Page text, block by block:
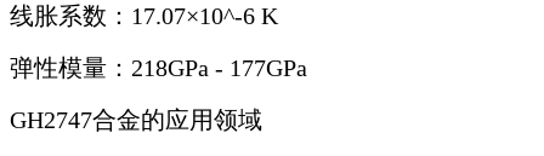
线胀系数：17.07×10^-6 K
弹性模量：218GPa - 177GPa
GH2747合金的应用领域